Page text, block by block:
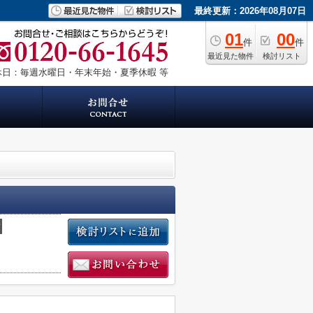
最終更新：2026年08月07日
01件
最近見た物件
00件
検討リスト
日：毎週水曜日・年末年始・夏季休暇 等